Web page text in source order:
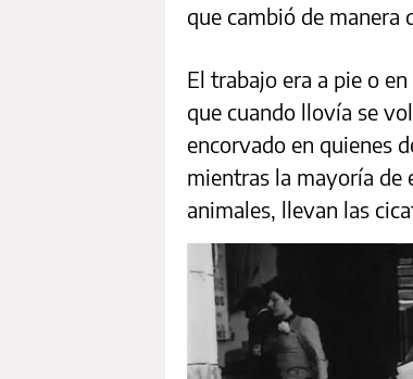
que cambió de manera
El trabajo era a pie o
que cuando llovía se
encorvado en quienes
mientras la mayoría de
animales, llevan las